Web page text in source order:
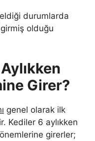
durumlarda
girmiş olduğu
Girer?
genel olarak ilk
Kediler 6 aylıkken
girerler;